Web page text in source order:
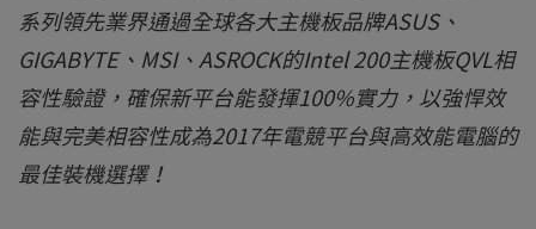
系列領先業界通過全球各大主機板品牌ASUS、
GIGABYTE、MSI、ASROCK的Intel 200主機板QVL相
容性驗證，確保新平台能發揮100%實力，以強悍效
能與完美相容性成為2017年電競平台與高效能電腦的
最佳裝機選擇！